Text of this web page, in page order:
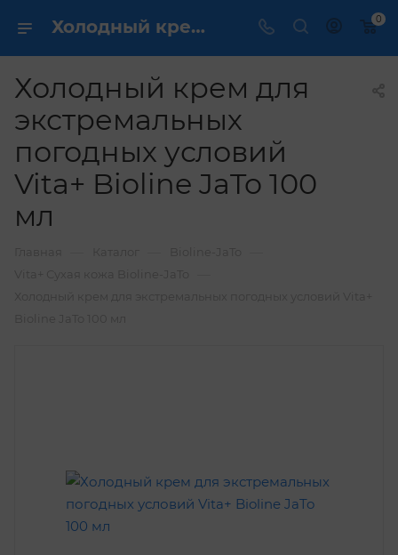
Холодный крем для экстремальных погодных условий Vita+ Bioline JaTo 100 мл купить по выгодной цене в интернет магазине 0
Холодный крем для
экстремальных
погодных условий
Vita+ Bioline JaTo 100
мл